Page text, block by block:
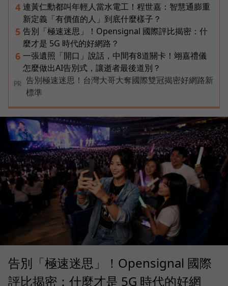
4 連黃仁勳都叫年輕人當水電工！程世嘉：智慧通膨重
新定義「有價值的人」到底什麼樣子？
5 告別「極速迷思」！Opensignal 國際評比揭密：什
麼才是 5G 時代的好網路？
6 一張遺照「開口」說話，中間有8道關卡！翊嘉禮儀
怎麼做出AI告別式，讓逝者最後道別？
PR
告別極速迷思！台灣大哥大奪國際雙冠揭密好網路新
標準
告別「極速迷思」！Opensignal 國際
評比揭密：什麼才是 5G 時代的好網